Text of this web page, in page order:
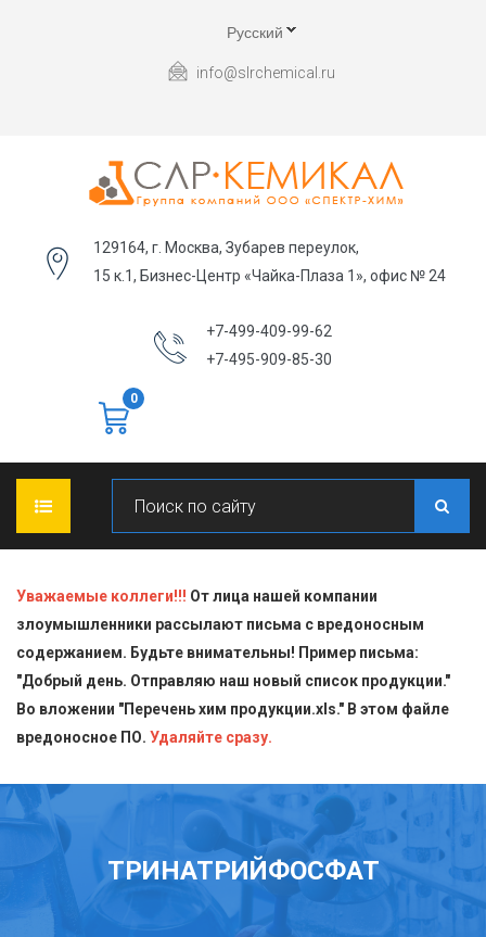
Русский
info@slrchemical.ru
129164, г. Москва, Зубарев переулок,
15 к.1, Бизнес-Центр «Чайка-Плаза 1», офис № 24
+7-499-409-99-62
+7-495-909-85-30
0
О КОМПАНИИ
ПРОДУКЦИЯ
Блескообразующие добавки
Индикаторы
Кислоты
Пищевая химия для производств
СТАТЬИ
ДОСТАВКА
СЕРТИФИКАТЫ
КОНТАКТЫ
Уважаемые коллеги!!! От лица нашей компании
злоумышленники рассылают письма с вредоносным
содержанием. Будьте внимательны! Пример письма:
"Добрый день. Отправляю наш новый список продукции."
Во вложении "Перечень хим продукции.xls." В этом файле
вредоносное ПО. Удаляйте сразу.
ТРИНАТРИЙФОСФАТ